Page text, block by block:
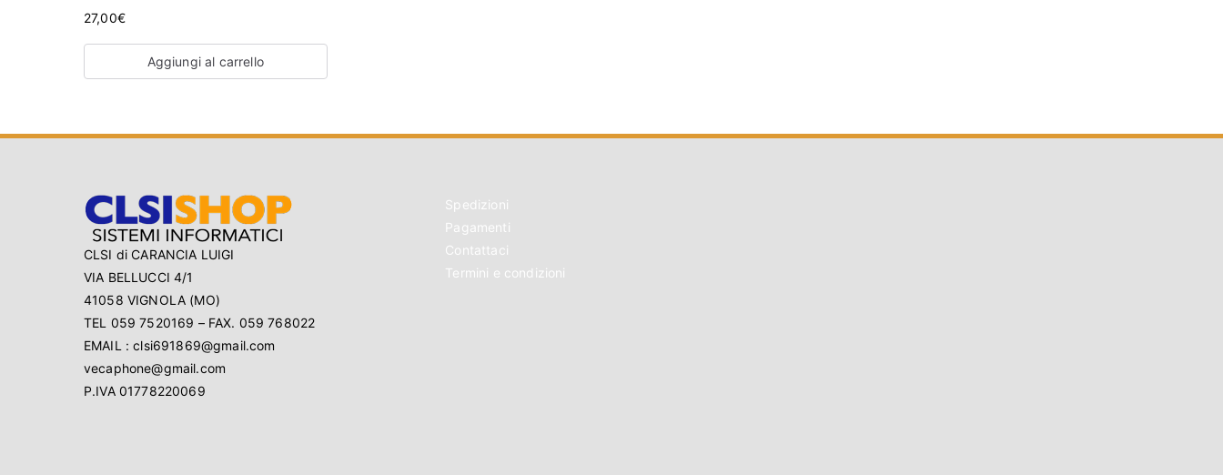
27,00€
Aggiungi al carrello
CLSI di CARANCIA LUIGI
VIA BELLUCCI 4/1
41058 VIGNOLA (MO)
TEL 059 7520169 – FAX. 059 768022
EMAIL : clsi691869@gmail.com
vecaphone@gmail.com
P.IVA 01778220069
Spedizioni
Pagamenti
Contattaci
Termini e condizioni